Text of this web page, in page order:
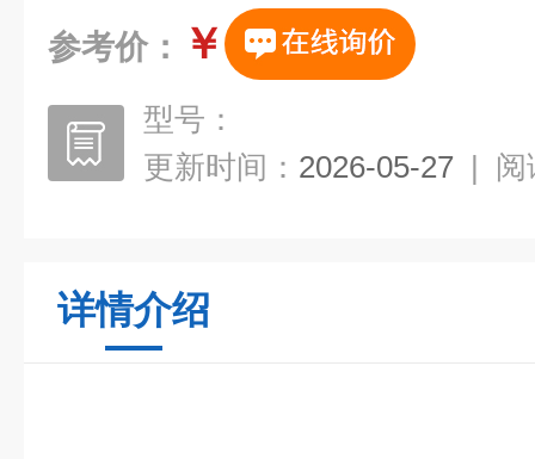
参考价： ￥
型号：
更新时间： 2026-05-27 | 阅
详情介绍